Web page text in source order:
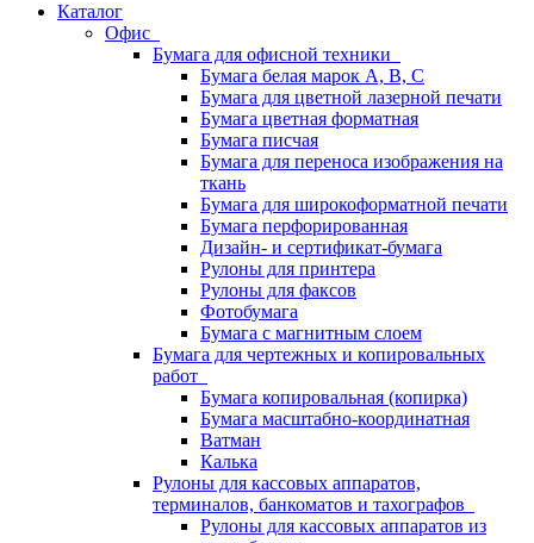
Каталог
Офис
Бумага для офисной техники
Бумага белая марок А, В, С
Бумага для цветной лазерной печати
Бумага цветная форматная
Бумага писчая
Бумага для переноса изображения на
ткань
Бумага для широкоформатной печати
Бумага перфорированная
Дизайн- и сертификат-бумага
Рулоны для принтера
Рулоны для факсов
Фотобумага
Бумага с магнитным слоем
Бумага для чертежных и копировальных
работ
Бумага копировальная (копирка)
Бумага масштабно-координатная
Ватман
Калька
Рулоны для кассовых аппаратов,
терминалов, банкоматов и тахографов
Рулоны для кассовых аппаратов из